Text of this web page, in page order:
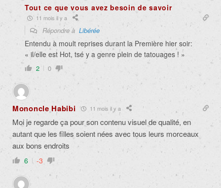
Tout ce que vous avez besoin de savoir
11 mois il y a
Répondre à Libérée
Entendu à moult reprises durant la Première hier soir:
« il/elle est Hot, tsé y a genre plein de tatouages ! »
2 0
Mononcle Habibi 11 mois il y a
Moi je regarde ça pour son contenu visuel de qualité, en
autant que les filles soient nées avec tous leurs morceaux
aux bons endroits
6 -3